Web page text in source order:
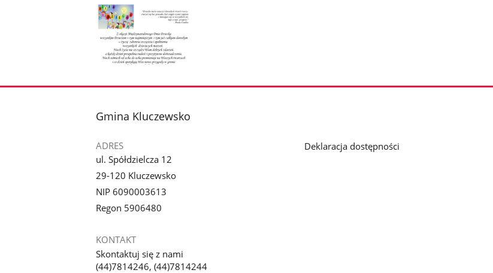
galerii.
stopka
Gmina Kluczewsko
ADRES
ul. Spółdzielcza 12
29-120 Kluczewsko
NIP 6090003613
Regon 5906480
KONTAKT
Skontaktuj się z nami
(44)7814246, (44)7814244
Deklaracja dostępności